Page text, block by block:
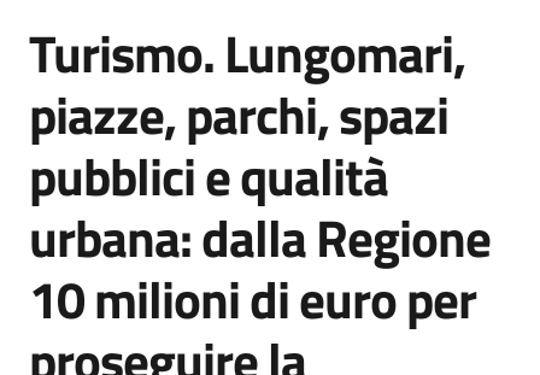
Agenzia
di
informazione
e
comunicazione
Seguici
Salta al contenuto
Turismo. Lungomari,
piazze, parchi, spazi
pubblici e qualità
urbana: dalla Regione
10 milioni di euro per